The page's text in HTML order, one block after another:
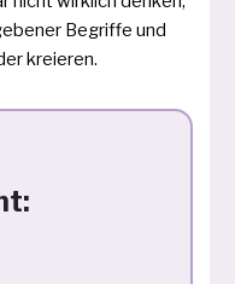
Begriffe und
kreieren.